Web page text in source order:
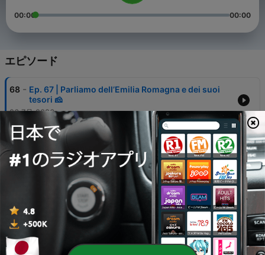
00:00 00:00
エピソード
68 - Ep. 67 | Parliamo dell’Emilia Romagna e dei suoi
tesori 🧀
26 7月 2026
67 Ep. 66 | Gaia mi mette alla prova con un test ❌ ✅
Ep. 65 | Ci divertiamo con l’oroscopo e test della
personalità 😆
65 - Ep. 64 | Giornate in Francia e ricordi d’infanzia
🇫🇷
05 7月 2026